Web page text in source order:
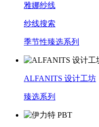
雅娜纱线
纱线搜索
季节性臻选系列
ALFANITS 设计工坊
臻选系列